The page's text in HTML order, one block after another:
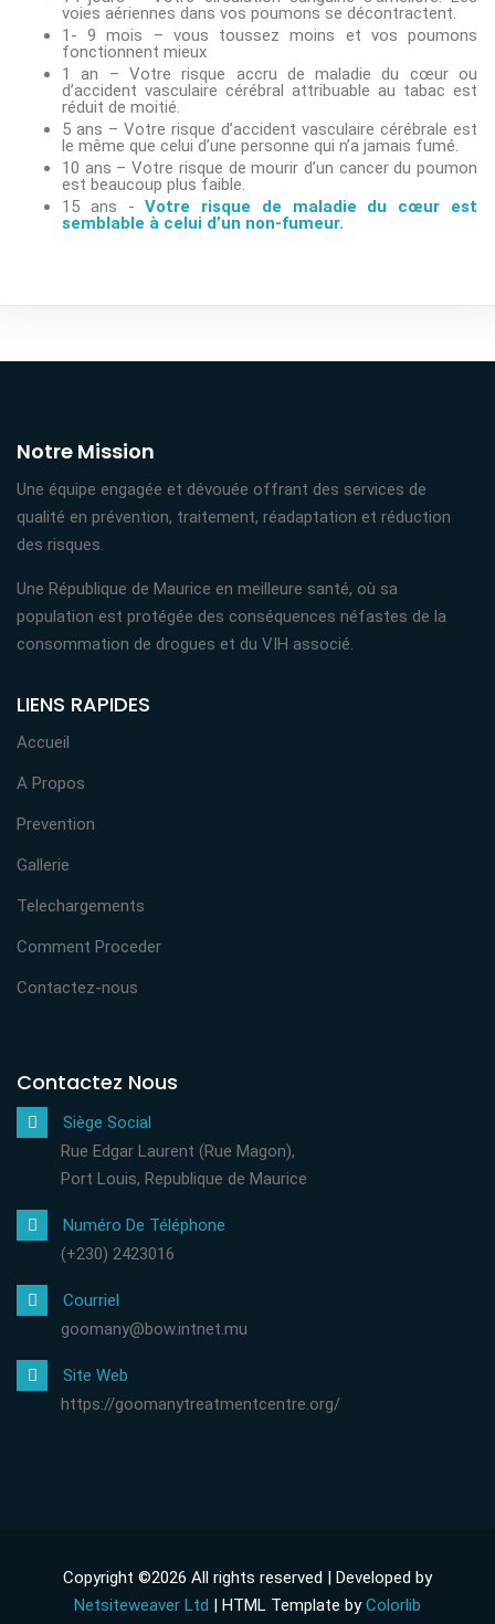
voies aériennes dans vos poumons se décontractent.
1- 9 mois – vous toussez moins et vos poumons
fonctionnent mieux
1 an – Votre risque accru de maladie du cœur ou
d’accident vasculaire cérébral attribuable au tabac est
réduit de moitié.
5 ans – Votre risque d’accident vasculaire cérébrale est
le même que celui d’une personne qui n’a jamais fumé.
10 ans – Votre risque de mourir d’un cancer du poumon
est beaucoup plus faible.
15 ans -Votre risque de maladie du cœur est
semblable à celui d’un non-fumeur.
Notre Mission
Une équipe engagée et dévouée offrant des services de
qualité en prévention, traitement, réadaptation et réduction
des risques.
Une République de Maurice en meilleure santé, où sa
population est protégée des conséquences néfastes de la
consommation de drogues et du VIH associé.
LIENS RAPIDES
Accueil
A Propos
Prevention
Gallerie
Telechargements
Comment Proceder
Contactez-nous
Contactez Nous
Siège Social
Rue Edgar Laurent (Rue Magon),
Port Louis, Republique de Maurice
Numéro De Téléphone
(+230) 2423016
Courriel
goomany@bow.intnet.mu
Site Web
https://goomanytreatmentcentre.org/
Copyright ©2026 All rights reserved | Developed by
Netsiteweaver Ltd | HTML Template byColorlib